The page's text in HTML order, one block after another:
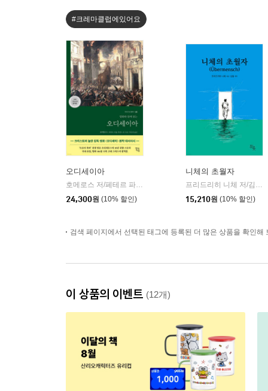
#크레마클럽에있어요
오디세이아
호메로스 저/페테르 파울 루벤스 그림/박문재 역 |
현대지성
24,300원 (10% 할인)
니체의 초월자
프리드리히 니체 저/김철 편역
15,210원 (10% 할인)
검색 페이지에서 선택된 태그에 등록된 더 많은 상품을 확인해
이 상품의 이벤트 (12개)